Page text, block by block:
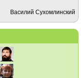
Василий Сухомлинский